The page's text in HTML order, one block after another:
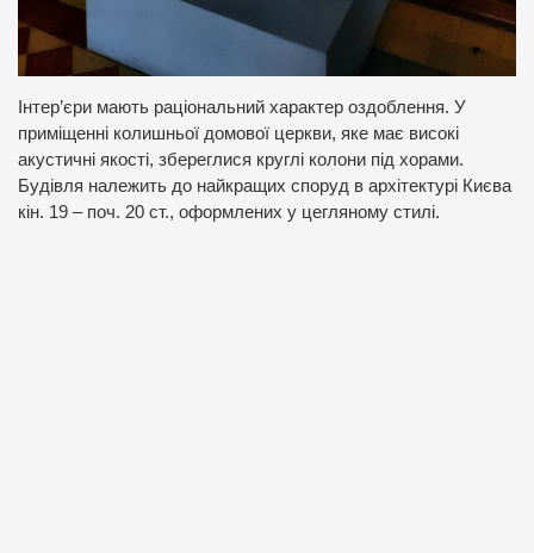
Інтер’єри мають раціональний характер оздоблення. У
приміщенні колишньої домової церкви, яке має високі
акустичні якості, збереглися круглі колони під хорами.
Будівля належить до найкращих споруд в архітектурі Києва
кін. 19 – поч. 20 ст., оформлених у цегляному стилі.